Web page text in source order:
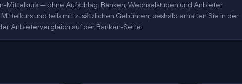
Mittelkurs — ohne Aufschlag. Banken, Wechselstuben und Anbieter
und teils mit zusätzlichen Gebühren; deshalb erhalten Sie in der
Anbietervergleich auf der Banken-Seite.